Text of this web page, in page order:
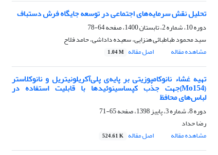
تحلیل نقش سرمایه‌های اجتماعی در توسعه جایگاه فرش دستباف
دوره 10، شماره 2، تابستان 1400، صفحه
64-78
سید محمود طباطبائی هنزایی، سعیده داداشی، حامد فلاح
مشاهده مقاله
اصل مقاله 1.04 M
تهیه غشاء نانوکامپوزیتی بر پایه‌ی پلی‌آکریلونیتریل و نانوکلاستر
{Mo154}جهت جذب کپساسینوئیدها با قابلیت استفاده در
لباس‌های محافظ
دوره 8، شماره 3، پاییز 1398، صفحه
65-71
رضا حداد
مشاهده مقاله
اصل مقاله 524.61 K